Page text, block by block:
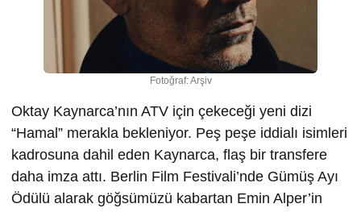
Fotoğraf: Arşiv
Oktay Kaynarca’nın ATV için çekeceği yeni dizi
“Hamal” merakla bekleniyor. Peş peşe iddialı isimleri
kadrosuna dahil eden Kaynarca, flaş bir transfere
daha imza attı. Berlin Film Festivali’nde Gümüş Ayı
Ödülü alarak göğsümüzü kabartan Emin Alper’in